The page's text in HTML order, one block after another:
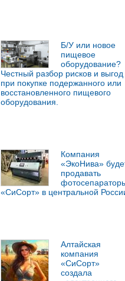
Б/У или новое
пищевое
оборудование?
Честный разбор рисков и выгод
при покупке подержанного или
восстановленного пищевого
оборудования.
Компания
«ЭкоНива»
продавать
«СиСорт» в центральной
Алтайская
компания
«СиСорт»
создала